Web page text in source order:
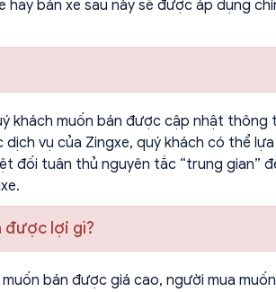
bán xe sau này sẽ được áp dụng
khách muốn bán được cập nhật
vụ của Zingxe, quý khách có thể
tuân thủ nguyên tắc “trung gian”
được lợi gì?
bán được giá cao, người mua